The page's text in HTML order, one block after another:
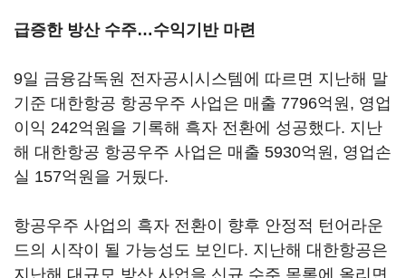
급증한 방산 수주…수익기반 마련
9일 금융감독원 전자공시시스템에 따르면 지난해 말
기준 대한항공 항공우주 사업은 매출 7796억원, 영업
이익 242억원을 기록해 흑자 전환에 성공했다. 지난
해 대한항공 항공우주 사업은 매출 5930억원, 영업손
실 157억원을 거뒀다.
항공우주 사업의 흑자 전환이 향후 안정적 턴어라운
드의 시작이 될 가능성도 보인다. 지난해 대한항공은
지난해 대규모 방산 사업을 신규 수주 목록에 올리면